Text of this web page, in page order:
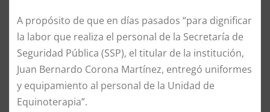
A propósito de que en días pasados “para dignificar
la labor que realiza el personal de la Secretaría de
Seguridad Pública (SSP), el titular de la institución,
Juan Bernardo Corona Martínez, entregó uniformes
y equipamiento al personal de la Unidad de
Equinoterapia”.